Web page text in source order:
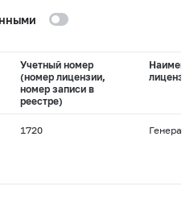
Учетный номер
(номер лицензии,
номер записи в
реестре)
лицензии
1720